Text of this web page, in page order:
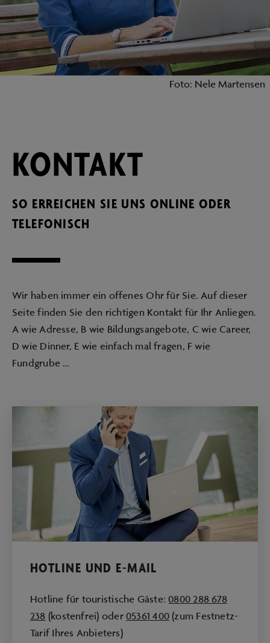
Foto: Nele Martensen
KONTAKT
SO ERREICHEN SIE UNS ONLINE ODER
TELEFONISCH
Wir haben immer ein offenes Ohr für Sie. Auf dieser
Seite finden Sie den richtigen Kontakt für Ihr Anliegen.
A wie Adresse, B wie Bildungsangebote, C wie Career,
D wie Dinner, E wie einfach mal fragen, F wie
Fundgrube …
HOTLINE UND E-MAIL
Hotline für touristische Gäste:0800 288 678
238 (kostenfrei) oder 05361 400 (zum Festnetz-
Tarif Ihres Anbieters)